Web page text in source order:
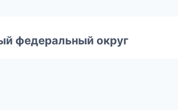
федеральный округ